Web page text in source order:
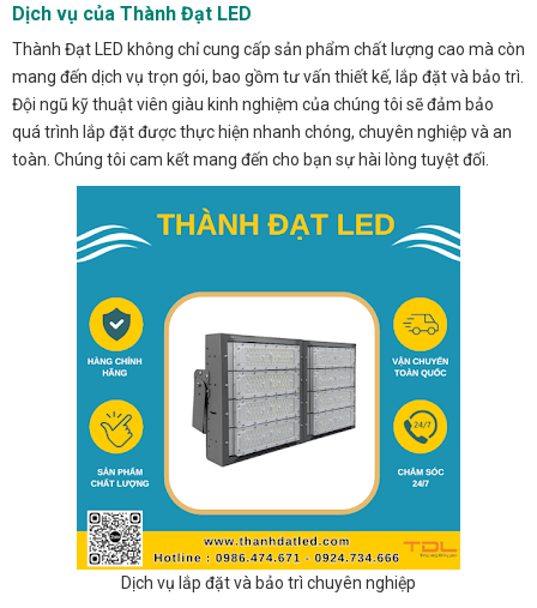
Dịch vụ của Thành Đạt LED
Thành Đạt LED không chỉ cung cấp sản phẩm chất lượng cao mà còn
mang đến dịch vụ trọn gói, bao gồm tư vấn thiết kế, lắp đặt và bảo trì.
Đội ngũ kỹ thuật viên giàu kinh nghiệm của chúng tôi sẽ đảm bảo
quá trình lắp đặt được thực hiện nhanh chóng, chuyên nghiệp và an
toàn. Chúng tôi cam kết mang đến cho bạn sự hài lòng tuyệt đối.
Dịch vụ lắp đặt và bảo trì chuyên nghiệp